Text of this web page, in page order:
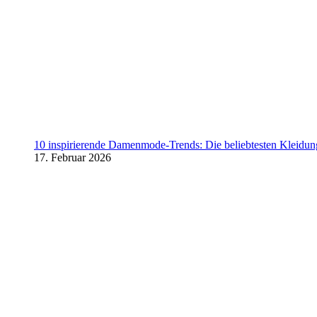
10 inspirierende Damenmode-Trends: Die beliebtesten
17. Februar 2026